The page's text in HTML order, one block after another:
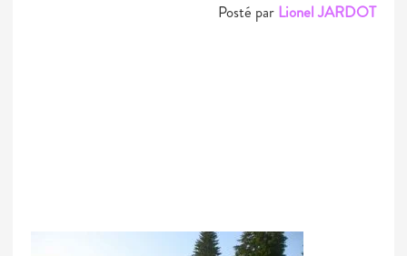
Posté par Lionel JARDOT